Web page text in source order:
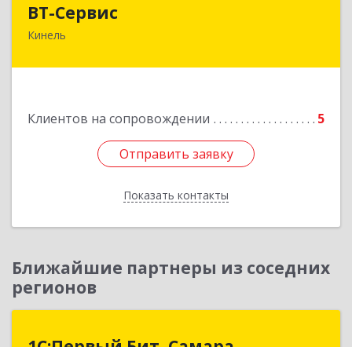
ВТ-Сервис
Кинель
Клиентов на сопровождении 5
Отправить заявку
Показать контакты
446436, Самарская обл, Кинель г, Маяковского
Отправить заявку
Назад
Ближайшие партнеры из соседних
регионов
1С:Первый Бит, Самара